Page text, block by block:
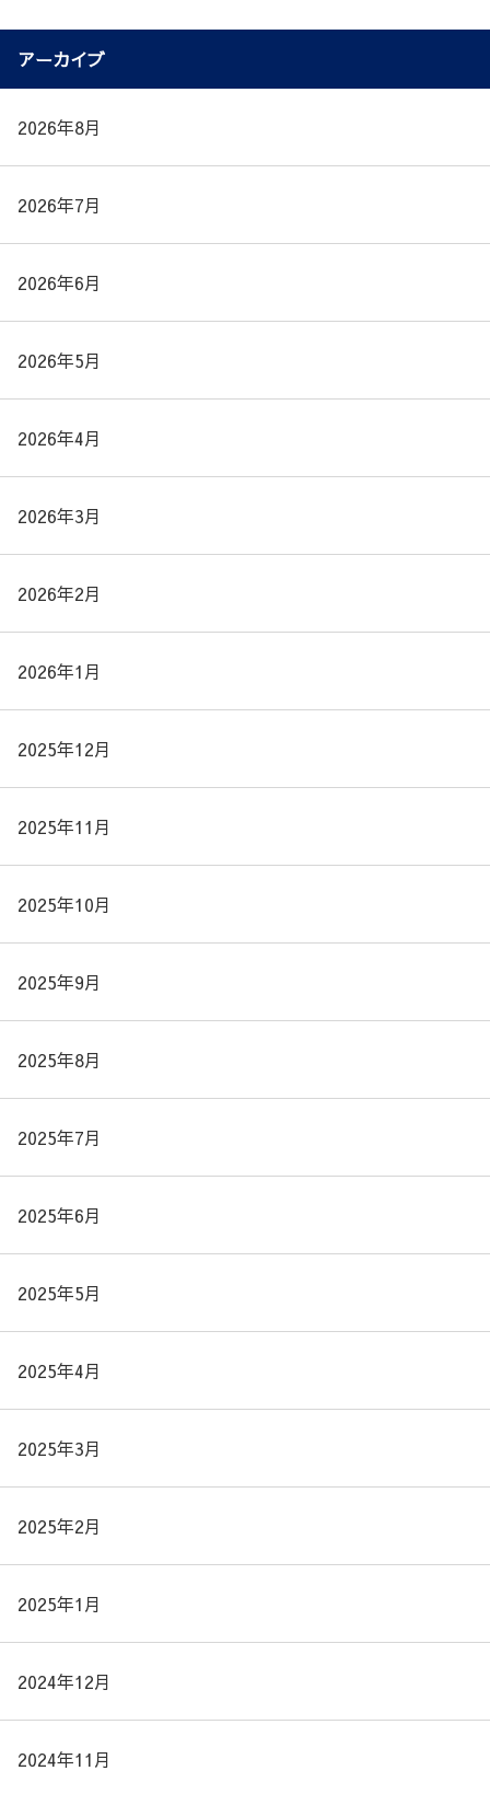
アーカイブ
2026年8月
2026年7月
2026年6月
2026年5月
2026年4月
2026年3月
2026年2月
2026年1月
2025年12月
2025年11月
2025年10月
2025年9月
2025年8月
2025年7月
2025年6月
2025年5月
2025年4月
2025年3月
2025年2月
2025年1月
2024年12月
2024年11月